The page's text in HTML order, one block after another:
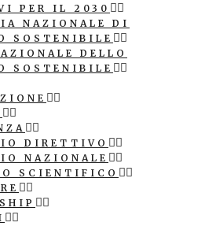
PER IL 2030
NAZIONALE DI
SOSTENIBILE
DELLO
SOSTENIBILE
DIRETTIVO
NAZIONALE
SCIENTIFICO